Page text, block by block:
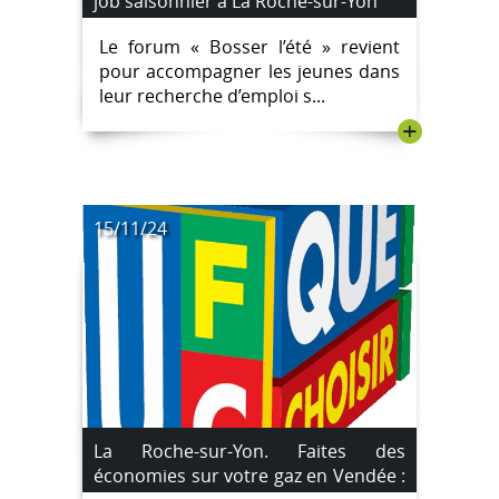
Le forum « Bosser l’été » revient
pour accompagner les jeunes dans
leur recherche d’emploi s...
+
15/11/24
La Roche-sur-Yon. Faites des
économies sur votre gaz en Vendée :